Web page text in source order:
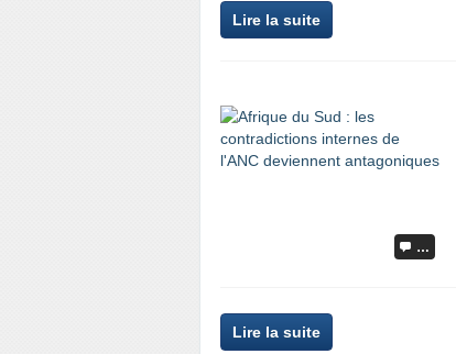
Lire la suite
…
Lire la suite